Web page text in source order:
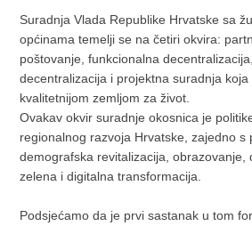
Suradnja Vlada Republike Hrvatske sa
općinama temelji se na četiri okvira:
poštovanje, funkcionalna
decentralizacija i projektna suradnja koja
kvalitetnijom zemljom za život.
Ovakav okvir suradnje okosnica je
regionalnog razvoja Hrvatske, zajedno s
demografska revitalizacija, obrazovanje,
zelena i digitalna transformacija.
Podsjećamo da je prvi sastanak u tom